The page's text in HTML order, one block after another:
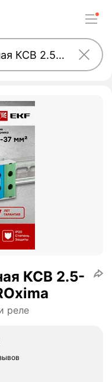
КСВ 2.5-
реле